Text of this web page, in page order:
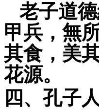
老子道
甲兵，無
其食，美
花源。
四、孔子